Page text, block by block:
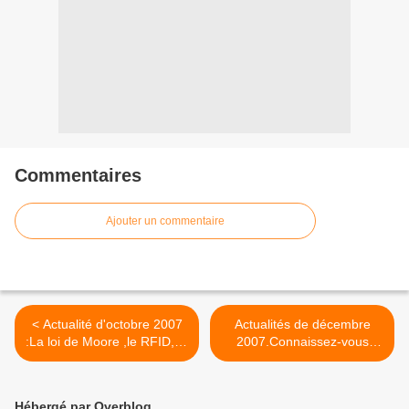
Commentaires
Ajouter un commentaire
< Actualité d'octobre 2007
:La loi de Moore ,le RFID, la
Belle Lisse poire et le lapin
Actualités de décembre
2007.Connaissez-vous
l'histoire du Père Noel ? >